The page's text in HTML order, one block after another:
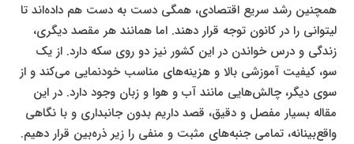
همچنین رشد سریع اقتصادی، همگی دست به دست هم داده‌اند تا
لیتوانی را در کانون توجه قرار دهند. اما همانند هر مقصد دیگری،
زندگی و درس خواندن در این کشور نیز دو روی سکه دارد. از یک
سو، کیفیت آموزشی بالا و هزینه‌های مناسب خودنمایی می‌کند و از
سوی دیگر، چالش‌هایی مانند آب و هوا و زبان وجود دارد. در این
مقاله بسیار مفصل و دقیق، قصد داریم بدون جانبداری و با نگاهی
واقع‌بینانه، تمامی جنبه‌های مثبت و منفی را زیر ذره‌بین قرار دهیم.